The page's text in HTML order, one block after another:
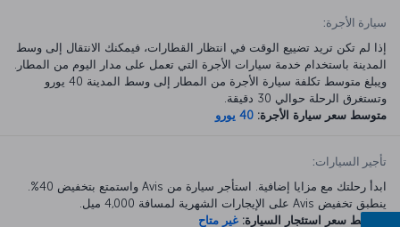
سيارة الأجرة:
إذا لم تكن تريد تضييع الوقت في انتظار القطارات، فيمكنك الانتقال إلى وسط
المدينة باستخدام خدمة سيارات الأجرة التي تعمل على مدار اليوم من المطار.
ويبلغ متوسط تكلفة سيارة الأجرة من المطار إلى وسط المدينة 40 يورو
وتستغرق الرحلة حوالي 30 دقيقة.
متوسط سعر سيارة الأجرة: 40 يورو
تأجير السيارات:
ابدأ رحلتك مع مزايا إضافية. استأجر سيارة من Avis واستمتع بتخفيض 40%.
ينطبق تخفيض Avis على الإيجارات الشهرية لمسافة 4,000 ميل.
متوسط سعر استئجار السيارة: غير متاح